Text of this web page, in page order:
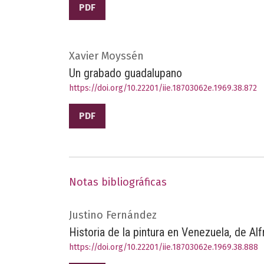
PDF
Xavier Moyssén
Un grabado guadalupano
https://doi.org/10.22201/iie.18703062e.1969.38.872
PDF
Notas bibliográficas
Justino Fernández
Historia de la pintura en Venezuela, de
https://doi.org/10.22201/iie.18703062e.1969.38.888